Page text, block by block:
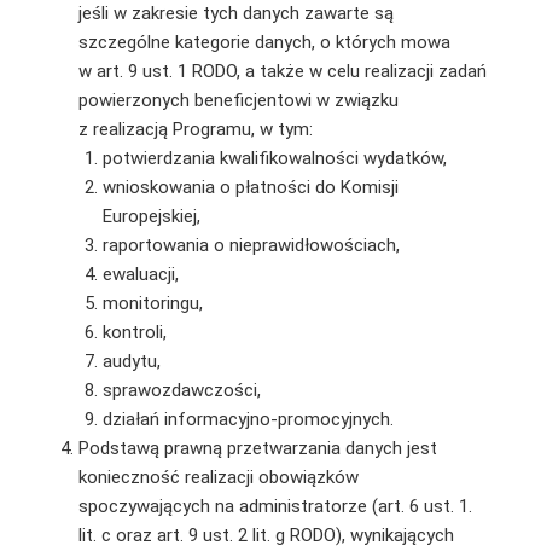
jeśli w zakresie tych danych zawarte są
szczególne kategorie danych, o których mowa
w art. 9 ust. 1 RODO, a także w celu realizacji zadań
powierzonych beneficjentowi w związku
z realizacją Programu, w tym:
potwierdzania kwalifikowalności wydatków,
wnioskowania o płatności do Komisji
Europejskiej,
raportowania o nieprawidłowościach,
ewaluacji,
monitoringu,
kontroli,
audytu,
sprawozdawczości,
działań informacyjno-promocyjnych.
Podstawą prawną przetwarzania danych jest
konieczność realizacji obowiązków
spoczywających na administratorze (art. 6 ust. 1.
lit. c oraz art. 9 ust. 2 lit. g RODO), wynikających